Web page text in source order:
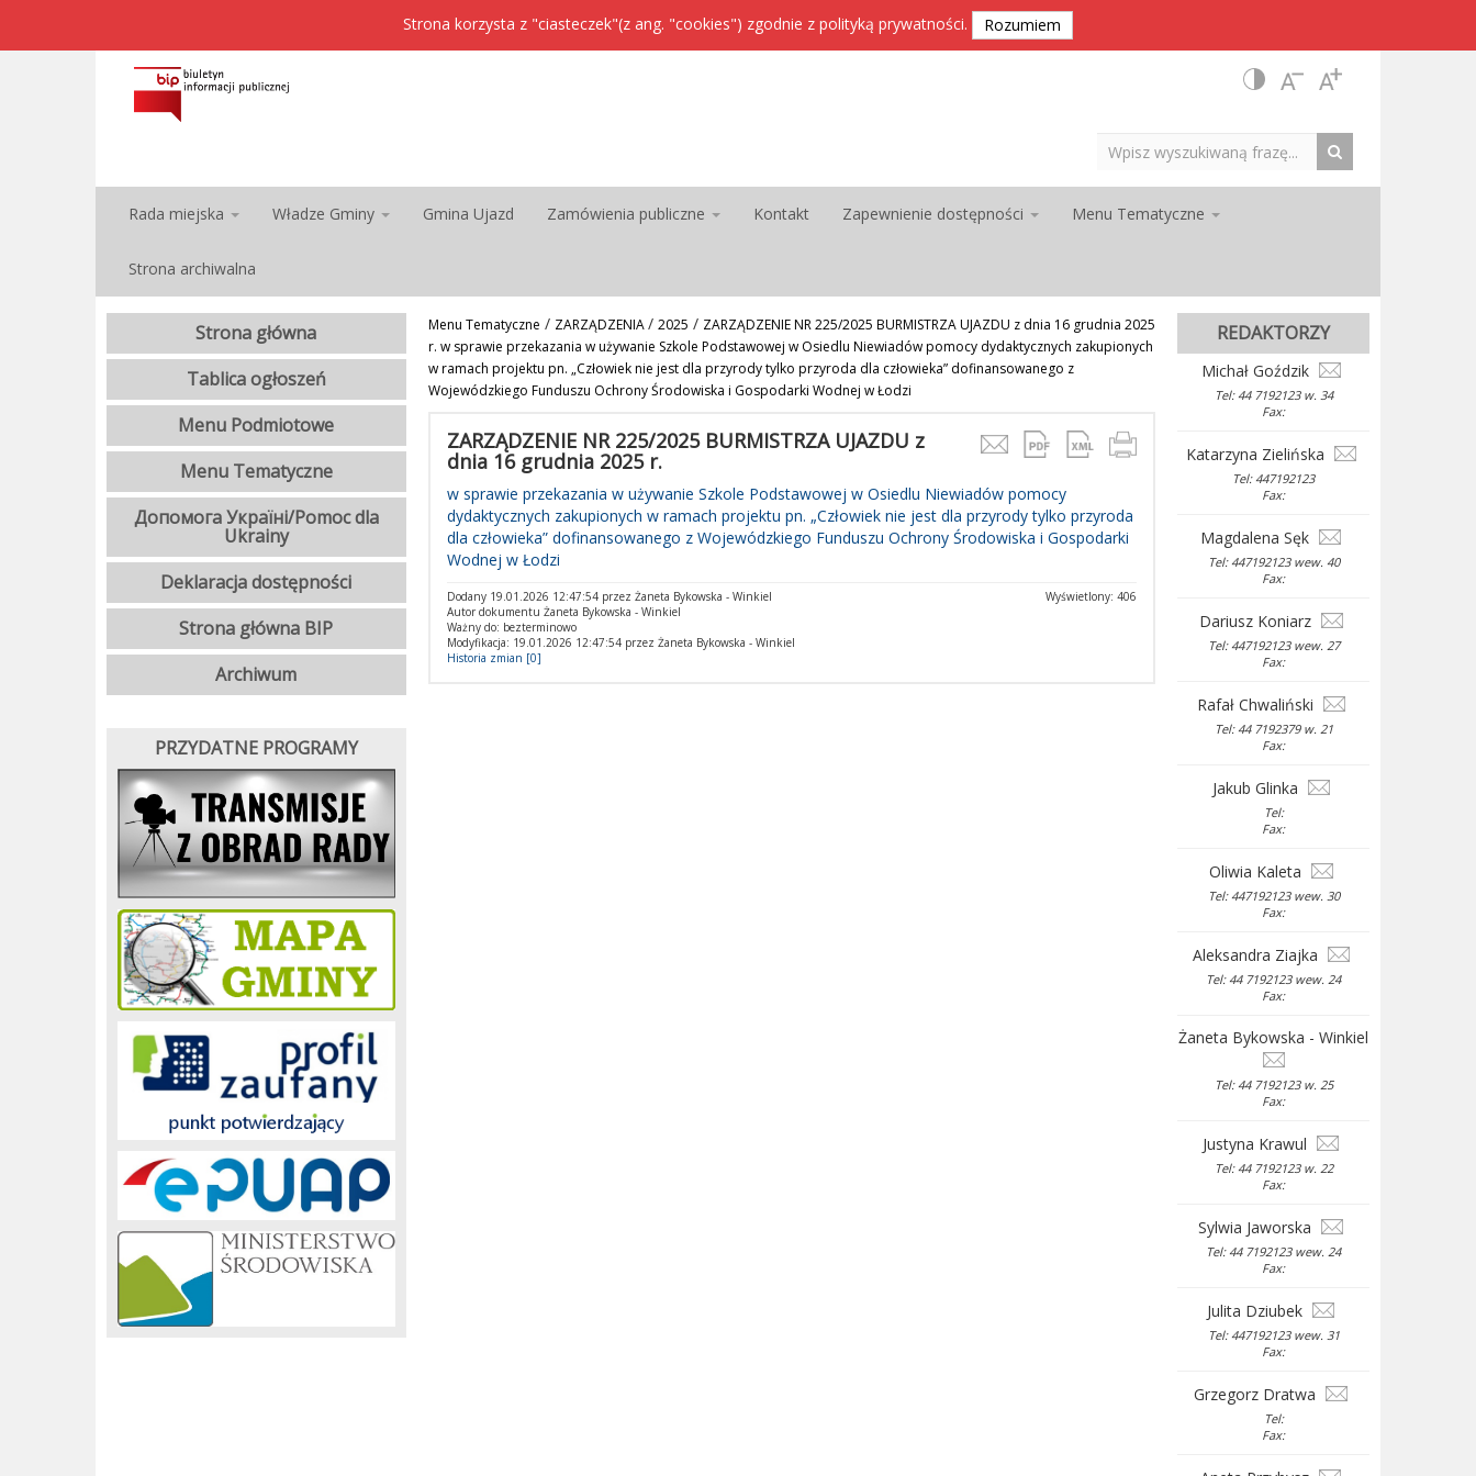
Strona korzysta z "ciasteczek"(z ang. "cookies") zgodnie z polityką prywatności. Rozumiem
Rada miejska Władze Gminy Gmina Ujazd Zamówienia publiczne Kontakt Zapewnienie dostępności Menu Tematyczne
Strona archiwalna
Menu Tematyczne / ZARZĄDZENIA/ 2025 / ZARZĄDZENIE NR 225/2025 BURMISTRZA UJAZDU z dnia 16 grudnia 2025
r. w sprawie przekazania w używanie Szkole Podstawowej w Osiedlu Niewiadów pomocy dydaktycznych zakupionych
w ramach projektu pn. „Człowiek nie jest dla przyrody tylko przyroda dla człowieka” dofinansowanego z
Wojewódzkiego Funduszu Ochrony Środowiska i Gospodarki Wodnej w Łodzi
ZARZĄDZENIE NR 225/2025 BURMISTRZA UJAZDU z
dnia 16 grudnia 2025 r.
w sprawie przekazania w używanie Szkole Podstawowej w Osiedlu Niewiadów pomocy
dydaktycznych zakupionych w ramach projektu pn. „Człowiek nie jest dla przyrody tylko przyroda
dla człowieka” dofinansowanego z Wojewódzkiego Funduszu Ochrony Środowiska i Gospodarki
Wodnej w Łodzi
Wyświetlony: 406
Dodany 19.01.2026 12:47:54 przez Żaneta Bykowska - Winkiel
Autor dokumentu Żaneta Bykowska - Winkiel
Ważny do: bezterminowo
Modyfikacja: 19.01.2026 12:47:54 przez Żaneta Bykowska - Winkiel
Historia zmian [0]
Strona główna
Tablica ogłoszeń
Menu Podmiotowe
Menu Tematyczne
Допомога Україні/Pomoc dla
Ukrainy
Deklaracja dostępności
Strona główna BIP
Archiwum
PRZYDATNE PROGRAMY
REDAKTORZY
Michał Goździk
Tel: 44 7192123 w. 34
Fax:
Katarzyna Zielińska
Tel: 447192123
Fax:
Magdalena Sęk
Tel: 447192123 wew. 40
Fax:
Dariusz Koniarz
Tel: 447192123 wew. 27
Fax:
Rafał Chwaliński
Tel: 44 7192379 w. 21
Fax:
Jakub Glinka
Tel:
Fax:
Oliwia Kaleta
Tel: 447192123 wew. 30
Fax:
Aleksandra Ziajka
Tel: 44 7192123 wew. 24
Fax:
Żaneta Bykowska - Winkiel
Tel: 44 7192123 w. 25
Fax:
Justyna Krawul
Tel: 44 7192123 w. 22
Fax:
Sylwia Jaworska
Tel: 44 7192123 wew. 24
Fax:
Julita Dziubek
Tel: 447192123 wew. 31
Fax:
Grzegorz Dratwa
Tel:
Fax: